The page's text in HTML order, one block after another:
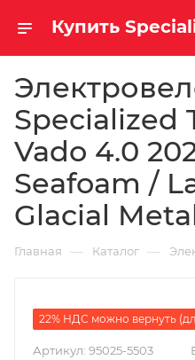
Specialized
Vado 4.0
Seafoam /
Glacial
Главная — Каталог —
22% НДС можно вернуть
Артикул: 95025-5503